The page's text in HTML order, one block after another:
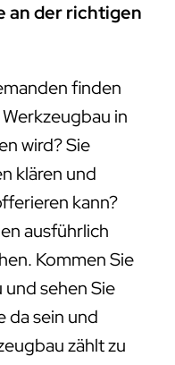
an der richtigen
finden
in
wird? Sie
klären und
kann?
ausführlich
Kommen Sie
sehen Sie
da sein und
zählt zu